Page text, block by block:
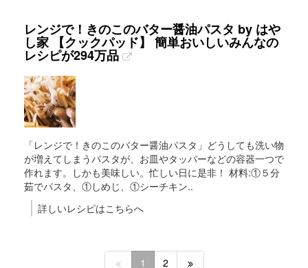
レンジで！きのこのバター醤油パスタ by はや
し家 【クックパッド】 簡単おいしいみんなの
レシピが294万品
「レンジで！きのこのバター醤油パスタ」どうしても洗い物
が増えてしまうパスタが、お皿やタッパーなどの容器一つで
作れます。しかも美味しい。忙しい日に是非！ 材料:①５分
茹でパスタ、①しめじ、①シーチキン..
詳しいレシピはこちらへ
1 2